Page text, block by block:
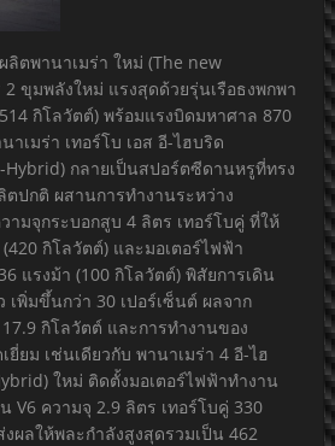
ลิตพานาเมร่า ใหม่ (The new
2 ขุมพลังใหม่ แรงสุดด้วยรุ่นเรือธงพกพา
กิโลวัตต์) พร้อมแรงบิดมหาศาล 870
าเมร่า เทอร์โบ เอส อี-ไฮบริด
Hybrid) กลายเป็นสปอร์ตซีดานหรูที่ทรง
ปกติ ผสานการทำงานระหว่าง
ามจุกระบอกสูบ 4 ลิตร เทอร์โบคู่ ที่ให้
กิโลวัตต์) และมอเตอร์ไฟฟ้า
แรงม้า (100 กิโลวัตต์) พิสัยการเดิน
เพิ่มขึ้นกว่า 30 เปอร์เซ็นต์ ผลจาก
กิโลวัตต์ และการทำงานของ
ยม เช่นเดียวกับ พานาเมร่า 4 อี-ไฮ
ใหม่ ติดตั้งมอเตอร์ไฟฟ้าทำงาน
V6 ความจุ 2.9 ลิตร เทอร์โบคู่ 330
ผลให้พละกำลังสูงสุดรวมเป็น 462